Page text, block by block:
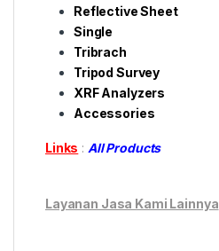
Reflective Sheet
Single
Tribrach
Tripod Survey
XRF Analyzers
Accessories
Links : All Products
Layanan Jasa Kami Lainnya